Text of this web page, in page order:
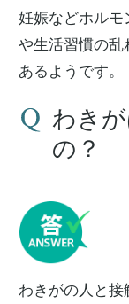
妊娠などホルモ
や生活習慣の乱
あるようです。
わき
の？
わきがの人と接